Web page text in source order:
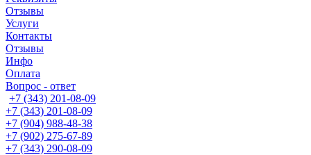
Отзывы
Услуги
Контакты
Отзывы
Инфо
Оплата
Вопрос - ответ
+7 (343) 201-08-09
+7 (343) 201-08-09
+7 (904) 988-48-38
+7 (902) 275-67-89
+7 (343) 290-08-09